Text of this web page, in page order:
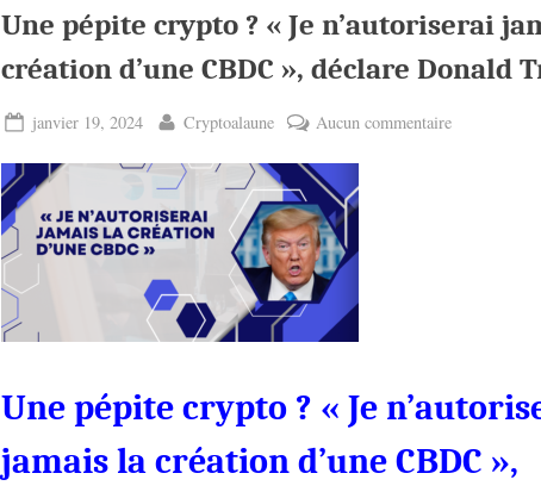
Une pépite crypto ? « Je n’autoriserai
création d’une CBDC », déclare Donald
Posted
janvier 19, 2024 By
Cryptoalaune Aucun commentairesur
création
d’une
CBDC
Une pépite crypto ? « Je
jamais la création d’une CBDC »,